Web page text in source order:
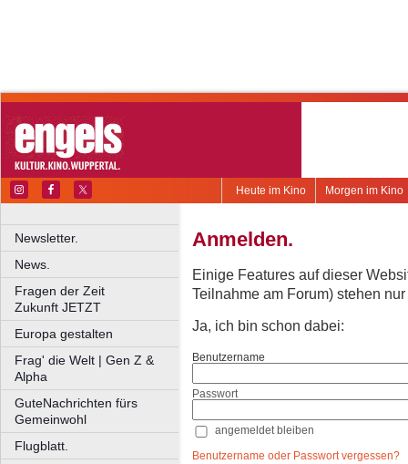
Morgen im Kino
Heute im Kino
Newsletter.
News.
Fragen der Zeit
Zukunft JETZT
Europa gestalten
Frag' die Welt | Gen Z &
Alpha
GuteNachrichten fürs
Gemeinwohl
Flugblatt.
Anmelden.
Einige Features auf dieser
Teilnahme am Forum) stehen
Ja, ich bin schon dabei:
Benutzername
Passwort
angemeldet bleiben
Benutzername oder Passwort vergessen?